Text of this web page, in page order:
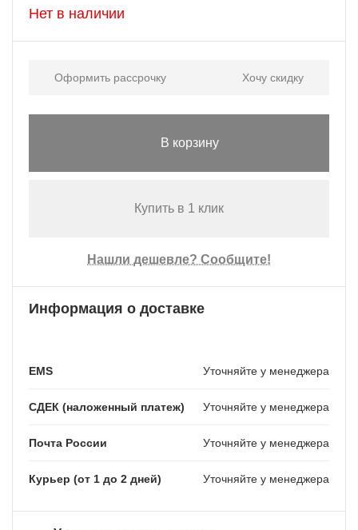
Нет в наличии
Оформить рассрочку Хочу скидку
В корзину
Купить в 1 клик
Нашли дешевле? Сообщите!
Информация о доставке
EMS Уточняйте у менеджера
СДЕК (наложенный платеж) Уточняйте у менеджера
Почта России Уточняйте у менеджера
Курьер (от 1 до 2 дней) Уточняйте у менеджера